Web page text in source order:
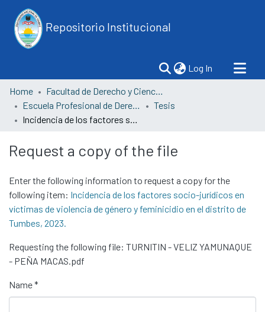
Repositorio Institucional
Log In (current)
Home
Facultad de Derecho y Ciencias Políticas
Escuela Profesional de Derecho
Tesis
Incidencia de los factores socio-jurídicos en víctimas de violencia de género y feminicidio en el distrito de Tumbes, 2023.
Request a copy of the file
Enter the following information to request a copy for the
following item: Incidencia de los factores socio-jurídicos en
víctimas de violencia de género y feminicidio en el distrito de
Tumbes, 2023.
Requesting the following file: TURNITIN - VELIZ YAMUNAQUE
- PEÑA MACAS.pdf
Name *